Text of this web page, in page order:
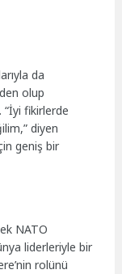
da
olup
“İyi fikirlerde
diyen
geniş bir
NATO
liderleriyle bir
rolünü